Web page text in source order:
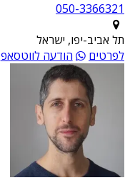
050-3366321
תל אביב-יפו, ישראל
לפרטים
הודעה לווטסאפ